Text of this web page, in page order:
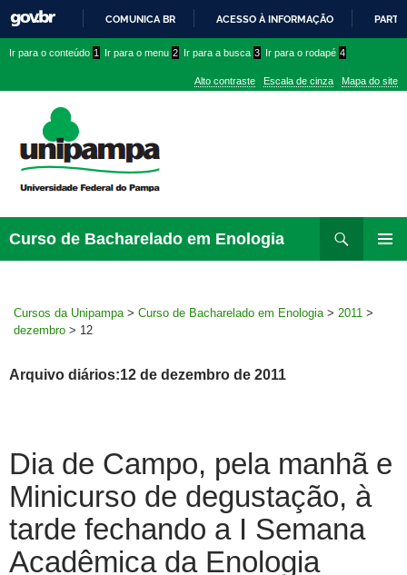
PARA
CONTEÚDO
COMUNICA BR ACESSO À INFORMAÇÃO
conteúdo
menu
superior
menu
Ir para o conteúdo 1 Ir para o menu 2 Ir para a busca 3 Ir para o rodapé 4
Alto contraste Escala de cinza Mapa do site
Curso de Bacharelado em Enologia
para
Cursos da Unipampa > Curso de Bacharelado em Enologia > 2011 >
dezembro > 12
Arquivo diários:12 de dezembro de 2011
Dia de Campo, pela manhã e
Minicurso de degustação, à
tarde fechando a I Semana
Acadêmica da Enologia